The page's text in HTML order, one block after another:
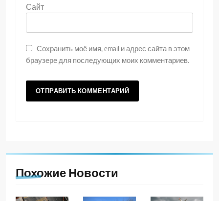
Сайт
Сохранить моё имя, email и адрес сайта в этом
браузере для последующих моих комментариев.
Похожие Новости